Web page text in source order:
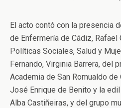
El acto contó con la presencia
de Enfermería de Cádiz, Rafael
Políticas Sociales, Salud y
Fernando, Virginia Barrera, del
Academia de San Romualdo
José Enrique de Benito y la
Alba Castiñeiras, y del grupo